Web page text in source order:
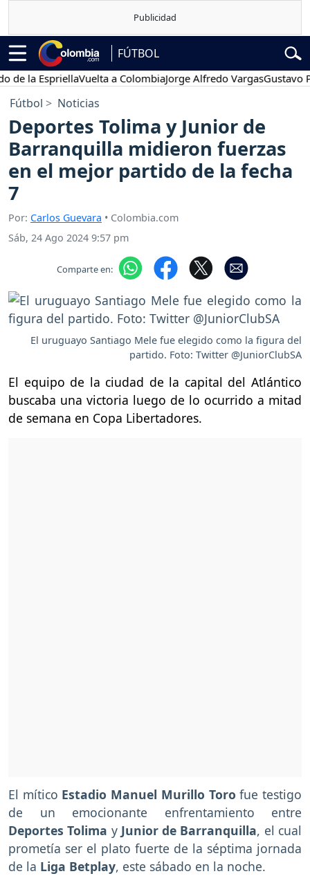
FÚTBOL
EspriellaVuelta a ColombiaJorge Alfredo VargasGustavo Petro
Fútbol Noticias
Deportes Tolima y Junior de
Barranquilla midieron fuerzas
en el mejor partido de la fecha
7
Por: Carlos Guevara • Colombia.com
Sáb, 24 Ago 2024 9:57 pm
Comparte en:
El uruguayo Santiago Mele fue elegido como la figura del
partido. Foto: Twitter @JuniorClubSA
El equipo de la ciudad de la capital del Atlántico
buscaba una victoria luego de lo ocurrido a mitad
de semana en Copa Libertadores.
El mítico Estadio Manuel Murillo Toro fue testigo
de un emocionante enfrentamiento entre
Deportes Tolima y Junior de Barranquilla, el cual
prometía ser el plato fuerte de la séptima jornada
de la Liga Betplay, este sábado en la noche.